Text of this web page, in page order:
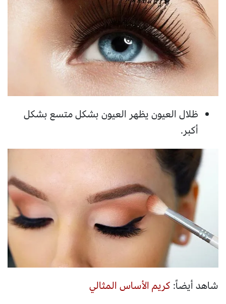
ظلال العيون يظهر العيون بشكل متسع بشكل
أكبر.
شاهد أيضاً: كريم الأساس المثالي